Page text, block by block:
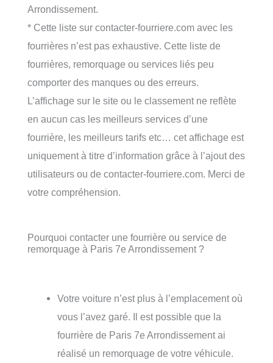
Arrondissement.
* Cette liste sur contacter-fourriere.com avec les
fourrières n’est pas exhaustive. Cette liste de
fourrières, remorquage ou services liés peu
comporter des manques ou des erreurs.
L’affichage sur le site ou le classement ne reflète
en aucun cas les meilleurs services d’une
fourrière, les meilleurs tarifs etc… cet affichage est
uniquement à titre d’information grâce à l’ajout des
utilisateurs ou de contacter-fourriere.com. Merci de
votre compréhension.
Pourquoi contacter une fourrière ou service de
remorquage à Paris 7e Arrondissement ?
Votre voiture n’est plus à l’emplacement où
vous l’avez garé. Il est possible que la
fourrière de Paris 7e Arrondissement ai
réalisé un remorquage de votre véhicule.